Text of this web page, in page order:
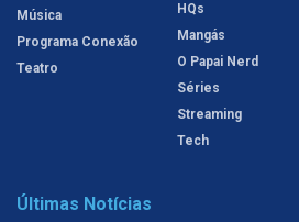
Música
Programa Conexão
Teatro
HQs
Mangás
O Papai Nerd
Séries
Streaming
Tech
Últimas Notícias